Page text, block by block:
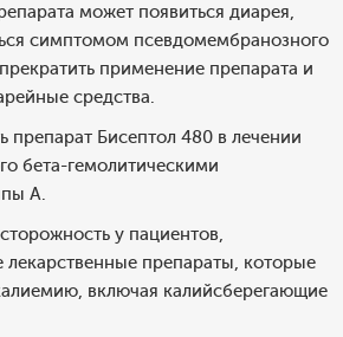
может появиться диарея,
симптомом псевдомембранозного
применение препарата и
средства.
препарат Бисептол 480 в лечении
бета-гемолитическими
А.
у пациентов,
препараты, которые
включая калийсберегающие